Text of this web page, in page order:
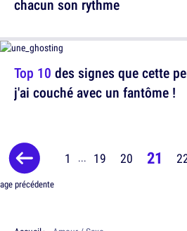
Top 10 des signes que cette
j'ai couché avec un fantôme !
chacun son rythme
précédente
1 ... 19 20 21